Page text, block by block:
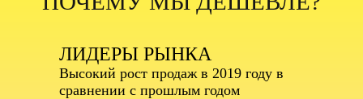
ЛИДЕРЫ РЫНКА
Высокий рост продаж в 2019 году в
сравнении с прошлым годом